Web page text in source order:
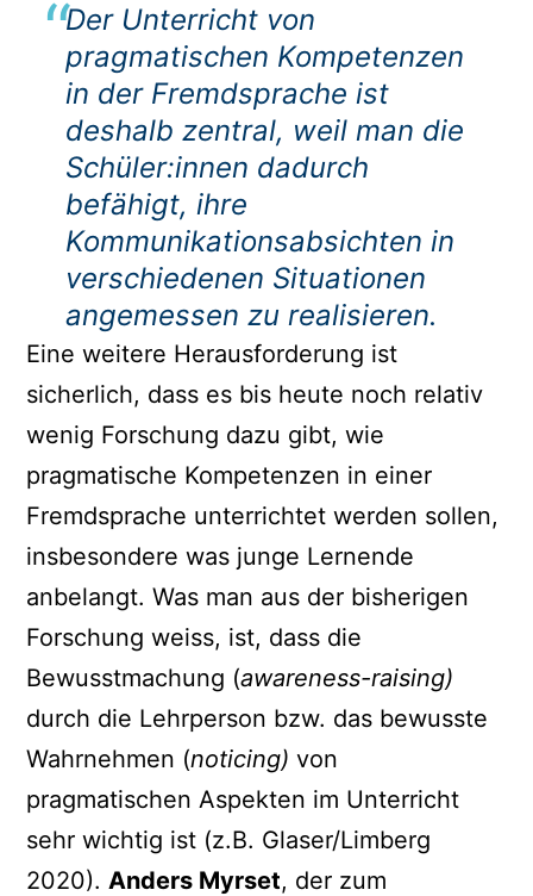
Der Unterricht von
pragmatischen Kompetenzen
in der Fremdsprache ist
deshalb zentral, weil man die
Schüler:innen dadurch
befähigt, ihre
Kommunikationsabsichten in
verschiedenen Situationen
angemessen zu realisieren.
Eine weitere Herausforderung ist
sicherlich, dass es bis heute noch relativ
wenig Forschung dazu gibt, wie
pragmatische Kompetenzen in einer
Fremdsprache unterrichtet werden sollen,
insbesondere was junge Lernende
anbelangt. Was man aus der bisherigen
Forschung weiss, ist, dass die
Bewusstmachung (awareness-raising)
durch die Lehrperson bzw. das bewusste
Wahrnehmen (noticing) von
pragmatischen Aspekten im Unterricht
sehr wichtig ist (z.B. Glaser/Limberg
2020).Anders Myrset, der zum